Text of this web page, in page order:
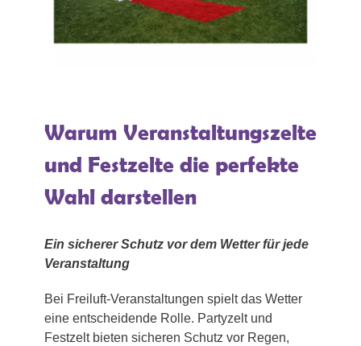
Warum Veranstaltungszelte
und Festzelte die perfekte
Wahl darstellen
Ein sicherer Schutz vor dem Wetter für jede
Veranstaltung
Bei Freiluft-Veranstaltungen spielt das Wetter
eine entscheidende Rolle. Partyzelt und
Festzelt bieten sicheren Schutz vor Regen,